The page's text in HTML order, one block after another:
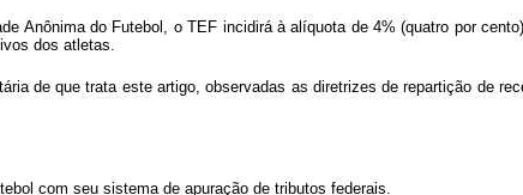
Anônima do Futebol, o TEF incidirá à alíquota de 4% (quatro por
dos atletas.
de que trata este artigo, observadas as diretrizes de repartição de
com seu sistema de apuração de tributos federais.